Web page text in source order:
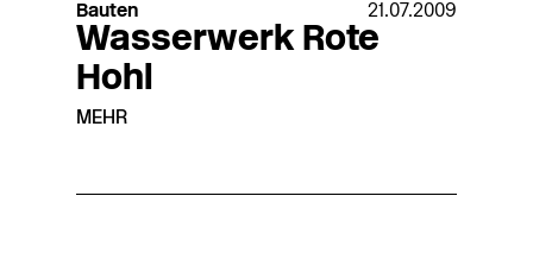
Bauten 21.07.2009
Wasserwerk Rote
Hohl
MEHR